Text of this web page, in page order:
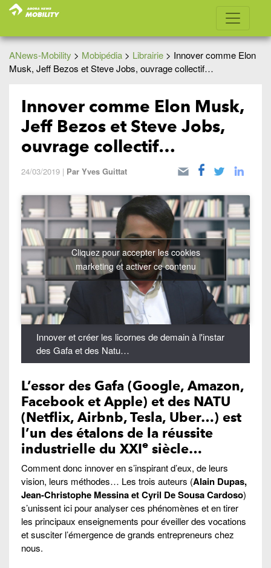
ANews-Mobility > Mobipédia > Librairie > Innover comme Elon
Musk, Jeff Bezos et Steve Jobs, ouvrage collectif…
Innover comme Elon Musk,
Jeff Bezos et Steve Jobs,
ouvrage collectif…
24/03/2019 | Par Yves Guittat
Cliquez pour accepter les cookies
marketing et activer ce contenu
Innover et créer les licornes de demain à l'instar
des Gafa et des Natu…
L’essor des Gafa (Google, Amazon,
Facebook et Apple) et des NATU
(Netflix, Airbnb, Tesla, Uber…) est
l’un des étalons de la réussite
industrielle du XXIe siècle…
Comment donc innover en s’inspirant d’eux, de leurs
vision, leurs méthodes… Les trois auteurs (Alain Dupas,
Jean-Christophe Messina et Cyril De Sousa Cardoso)
s’unissent ici pour analyser ces phénomènes et en tirer
les principaux enseignements pour éveiller des vocations
et susciter l’émergence de grands entrepreneurs chez
nous.